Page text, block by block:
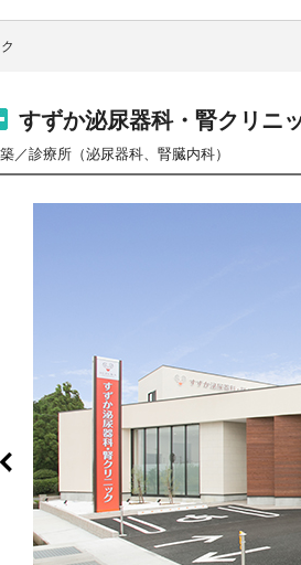
すずか泌尿器科・腎クリニ
／診療所（泌尿器科、腎臓内科）